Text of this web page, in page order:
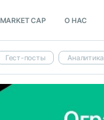
MARKET CAP О НАС
Гест-посты Аналитика